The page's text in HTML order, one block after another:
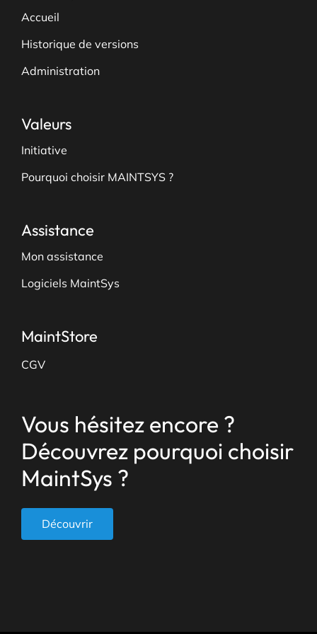
Accueil
Historique de versions
Administration
Valeurs
Initiative
Pourquoi choisir MAINTSYS ?
Assistance
Mon assistance
Logiciels MaintSys
MaintStore
CGV
Vous hésitez encore ?
Découvrez pourquoi choisir
MaintSys ?
Découvrir